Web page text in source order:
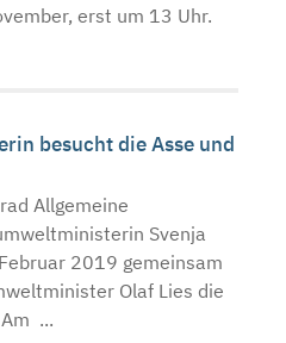
erst um 13 Uhr.
besucht die Asse und
Allgemeine
Svenja
2019 gemeinsam
Olaf Lies die
...